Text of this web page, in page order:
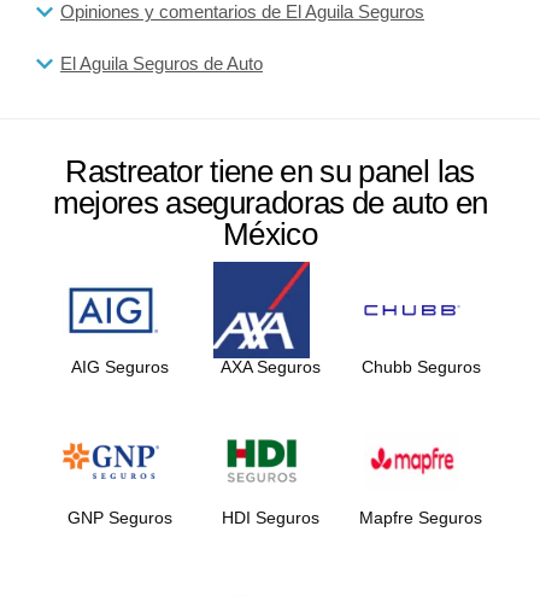
Opiniones y comentarios de El Aguila Seguros
El Aguila Seguros de Auto
Rastreator tiene en su panel las
mejores aseguradoras de auto en
México
AIG Seguros AXA Seguros Chubb Seguros
GNP Seguros HDI Seguros Mapfre Seguros